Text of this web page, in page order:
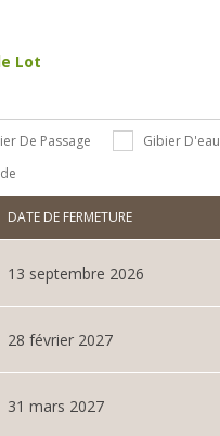
Lot
De Passage Gibier D'eau
DATE DE FERMETURE
13 septembre 2026
28 février 2027
31 mars 2027